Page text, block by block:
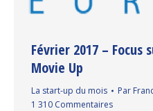
Février 2017 –
Movie Up
La start-up du mois Par
1 310 Commentaires